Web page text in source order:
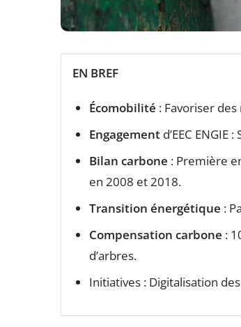
EN BREF
Écomobilité : Favoriser
Engagement d’EEC
Bilan carbone : Première
en 2008 et 2018.
Transition énergétique :
Compensation carbone :
d’arbres.
Initiatives : Digitalisation